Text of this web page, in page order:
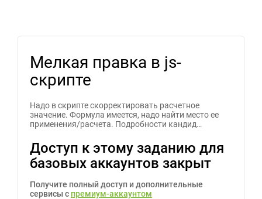
Мелкая правка в js-
скрипте
Надо в скрипте скорректировать расчетное
значение. Формула имеется, надо найти место ее
применения/расчета. Подробности кандид…
Доступ к этому заданию для
базовых аккаунтов закрыт
Получите полный доступ и дополнительные
сервисы с премиум-аккаунтом